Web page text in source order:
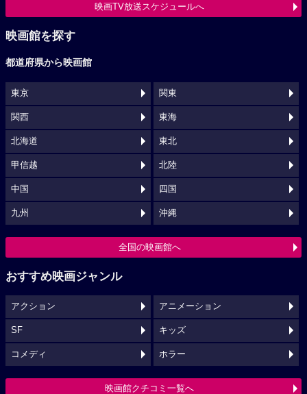
映画TV放送スケジュールへ
映画館を探す
都道府県から映画館
東京 関東
関西 東海
北海道 東北
甲信越 北陸
中国 四国
九州 沖縄
全国の映画館へ
おすすめ映画ジャンル
アクション アニメーション
SF キッズ
コメディ ホラー
映画館クチコミ一覧へ